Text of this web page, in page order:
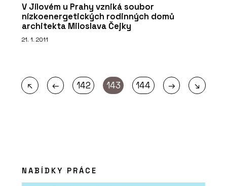
V Jílovém u Prahy vzniká soubor
nízkoenergetických rodinných domů
architekta Miloslava Čejky
21. 1. 2011
↖ ← 142 143 144 → ↘
NABÍDKY PRÁCE